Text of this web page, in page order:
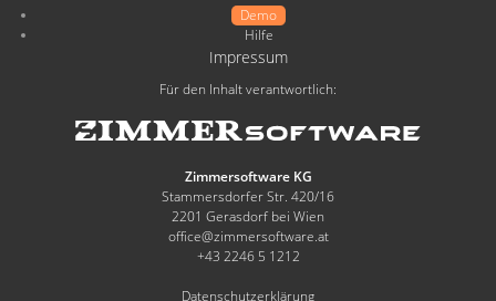
Demo
Hilfe
Impressum
Für den Inhalt verantwortlich:
Zimmersoftware KG
Stammersdorfer Str. 420/16
2201 Gerasdorf bei Wien
office@zimmersoftware.at
+43 2246 5 1212
Datenschutzerklärung